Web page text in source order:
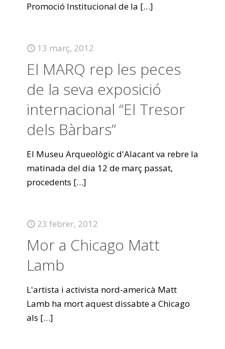
Promoció Institucional de la […]
13 març, 2012
El MARQ rep les peces
de la seva exposició
internacional “El Tresor
dels Bàrbars”
El Museu Arqueològic d'Alacant va rebre la
matinada del dia 12 de març passat,
procedents […]
23 febrer, 2012
Mor a Chicago Matt
Lamb
L'artista i activista nord-americà Matt
Lamb ha mort aquest dissabte a Chicago
als […]